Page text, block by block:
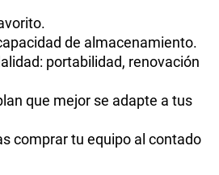
de almacenamiento.
portabilidad, renovación
que mejor se adapte a tus
comprar tu equipo al contado